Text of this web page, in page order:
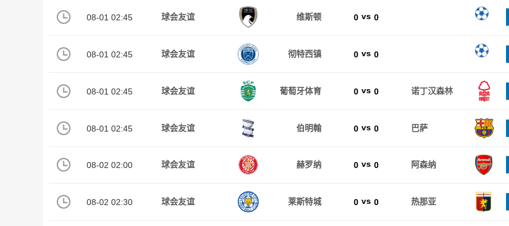
08-01 02:45 球会友谊 维斯顿 0 vs 0
08-01 02:45 球会友谊 彻特西镇 0 vs 0
08-01 02:45 球会友谊 葡萄牙体育 0 vs 0 诺丁汉森林
08-01 02:45 球会友谊 伯明翰 0 vs 0 巴萨
08-02 02:00 球会友谊 赫罗纳 0 vs 0 阿森纳
08-02 02:30 球会友谊 莱斯特城 0 vs 0 热那亚